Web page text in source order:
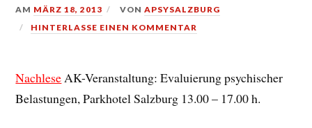
AM MÄRZ 18, 2013 VONAPSYSALZBURG
HINTERLASSE EINEN KOMMENTAR
NachleseAK-Veranstaltung: Evaluierung psychischer
Belastungen, Parkhotel Salzburg 13.00 – 17.00 h.